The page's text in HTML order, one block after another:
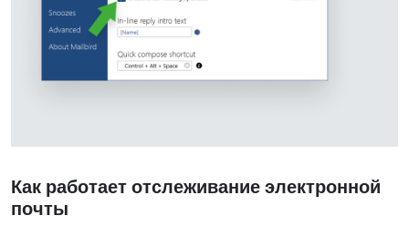
Как работает отслеживание электронной
почты